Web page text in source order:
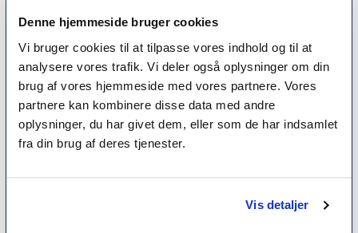
Denne hjemmeside bruger cookies
Vi bruger cookies til at tilpasse vores indhold og til at
analysere vores trafik. Vi deler også oplysninger om din
brug af vores hjemmeside med vores partnere. Vores
partnere kan kombinere disse data med andre
oplysninger, du har givet dem, eller som de har indsamlet
fra din brug af deres tjenester.
Vis detaljer
Et medlemskab af Dansk Psykoterapeutforening
er et kvalitetsstempel. Alle vores medlemmer skal
leve op til en række kriterier om uddannelse og